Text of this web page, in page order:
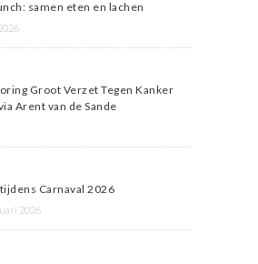
samen eten en lachen
Groot Verzet Tegen Kanker
Arent van de Sande
Carnaval 2026
2026